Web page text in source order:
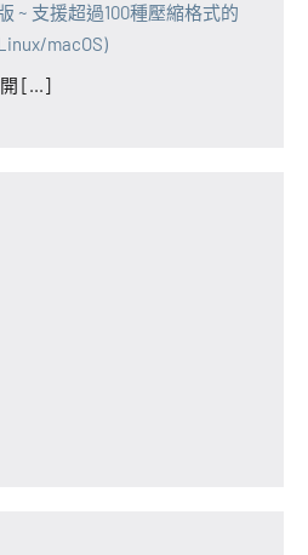
~ 支援超過100種壓縮格式的
macOS)
[...]